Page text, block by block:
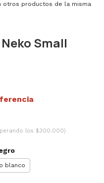
otros productos de la misma
Small
los $300.000)
blanco